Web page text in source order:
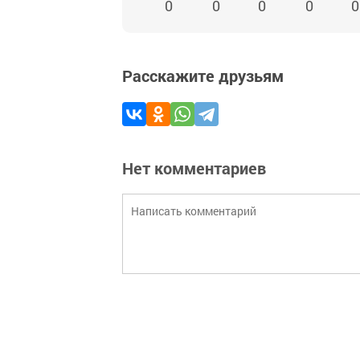
0 0 0 0 0
Расскажите друзьям
Нет комментариев